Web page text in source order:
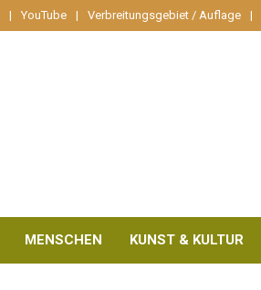
YouTube Verbreitungsgebiet / Auflage
MENSCHEN KUNST & KULTUR